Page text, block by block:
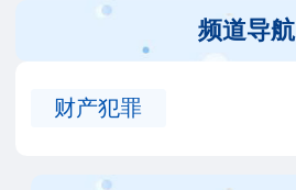
频道导航
财产犯罪